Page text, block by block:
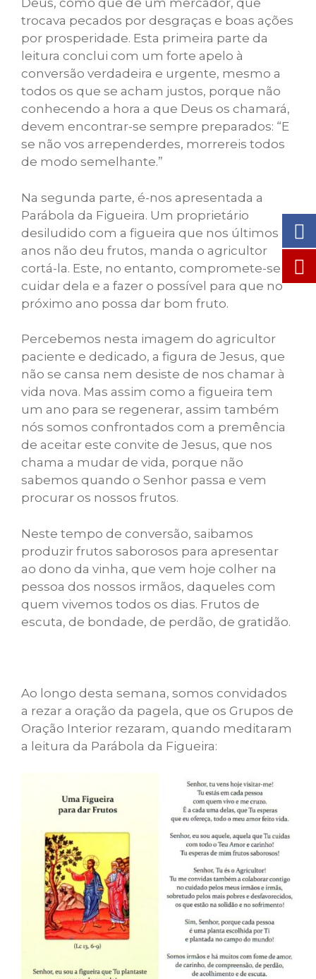
Deus, como que de um mercador, que
trocava pecados por desgraças e boas ações
por prosperidade. Esta primeira parte da
leitura conclui com um forte apelo à
conversão verdadeira e urgente, mesmo a
todos os que se acham justos, porque não
conhecendo a hora a que Deus os chamará,
devem encontrar-se sempre preparados: “E
se não vos arrependerdes, morrereis todos
de modo semelhante.”
Na segunda parte, é-nos apresentada a
Parábola da Figueira. Um proprietário
desiludido com a figueira que nos últimos
anos não deu frutos, manda o agricultor
cortá-la. Este, no entanto, compromete-se a
cuidar dela e a fazer o possível para que no
próximo ano possa dar bom fruto.
Percebemos nesta imagem do agricultor
paciente e dedicado, a figura de Jesus, que
não se cansa nem desiste de nos chamar à
vida nova. Mas assim como a figueira tem
um ano para se regenerar, assim também
nós somos confrontados com a premência
de aceitar este convite de Jesus, que nos
chama a mudar de vida, porque não
sabemos quando o Senhor passa e vem
procurar os nossos frutos.
Neste tempo de conversão, saibamos
produzir frutos saborosos para apresentar
ao dono da vinha, que vem hoje colher na
pessoa dos nossos irmãos, daqueles com
quem vivemos todos os dias. Frutos de
escuta, de bondade, de perdão, de gratidão.
Ao longo desta semana, somos convidados
a rezar a oração da pagela, que os Grupos de
Oração Interior rezaram, quando meditaram
a leitura da Parábola da Figueira: